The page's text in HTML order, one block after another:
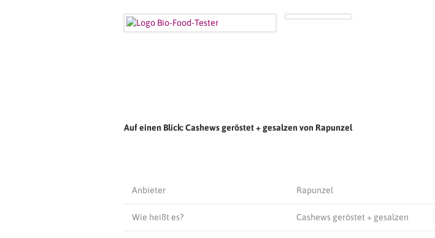
Auf einen Blick: Cashews geröstet + gesalzen von Rapunzel
Anbieter Rapunzel
Wie heißt es? Cashews geröstet + gesalzen